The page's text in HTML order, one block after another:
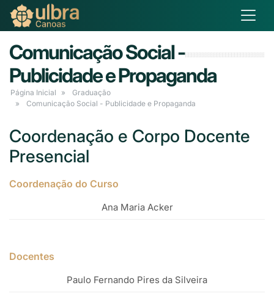
Comunicação Social -
Publicidade e Propaganda
Página Inicial
Graduação
Comunicação Social - Publicidade e Propaganda
Coordenação e Corpo Docente
Presencial
Coordenação do Curso
Ana Maria Acker
Docentes
Paulo Fernando Pires da Silveira